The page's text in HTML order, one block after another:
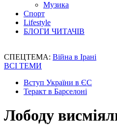
Музика
Спорт
Lifestyle
БЛОГИ ЧИТАЧІВ
СПЕЦТЕМА: Війна в Ірані
ВСІ ТЕМИ
Вступ України в ЄС
Теракт в Барселоні
Лободу